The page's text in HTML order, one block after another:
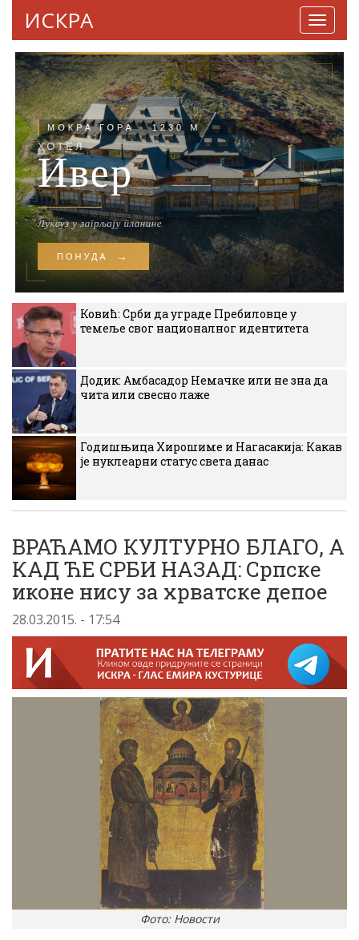
ИСКРА
Ковић: Срби да уграде Пребиловце у
темеље свог националног идентитета
Додик: Амбасадор Немачке или не зна да
чита или свесно лаже
Годишњица Хирошиме и Нагасакија: Какав
је нуклеарни статус света данас
ВРАЋАМО КУЛТУРНО БЛАГО, А
КАД ЋЕ СРБИ НАЗАД: Српске
иконе нису за хрватске депое
28.03.2015. - 17:54
Фото: Новости